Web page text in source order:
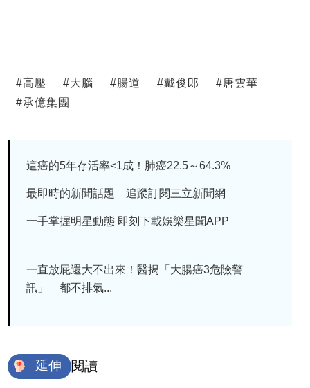
#高壓 #大腦 #腸道 #戴俊郎 #唐雲華
#承億集團
這癌的5年存活率<1成！肺癌22.5～64.3%
最即時的新聞話題 追蹤訂閱三立新聞網
一手掌握明星動態 即刻下載娛樂星聞APP
一直放屁還大不出來！醫揭「大腸癌3危險警
訊」 都不排氣...
延伸 閱讀